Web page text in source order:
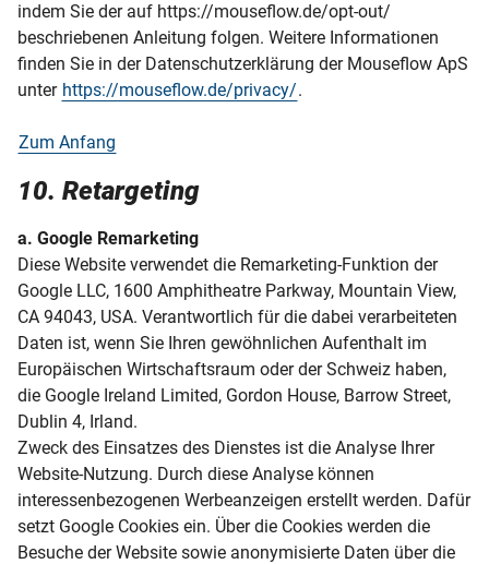
indem Sie der auf https://mouseflow.de/opt-out/
beschriebenen Anleitung folgen. Weitere Informationen
finden Sie in der Datenschutzerklärung der Mouseflow ApS
unter https://mouseflow.de/privacy/.
Zum Anfang
10. Retargeting
a. Google Remarketing
Diese Website verwendet die Remarketing-Funktion der
Google LLC, 1600 Amphitheatre Parkway, Mountain View,
CA 94043, USA. Verantwortlich für die dabei verarbeiteten
Daten ist, wenn Sie Ihren gewöhnlichen Aufenthalt im
Europäischen Wirtschaftsraum oder der Schweiz haben,
die Google Ireland Limited, Gordon House, Barrow Street,
Dublin 4, Irland.
Zweck des Einsatzes des Dienstes ist die Analyse Ihrer
Website-Nutzung. Durch diese Analyse können
interessenbezogenen Werbeanzeigen erstellt werden. Dafür
setzt Google Cookies ein. Über die Cookies werden die
Besuche der Website sowie anonymisierte Daten über die